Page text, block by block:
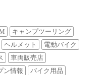
キャンプツーリング
ヘルメット
電動バイク
車両販売店
ン情報
バイク用品